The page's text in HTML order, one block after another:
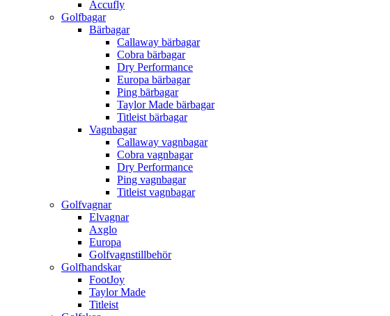
Accufly
Golfbagar
Bärbagar
Callaway bärbagar
Cobra bärbagar
Dry Performance
Europa bärbagar
Ping bärbagar
Taylor Made bärbagar
Titleist bärbagar
Vagnbagar
Callaway vagnbagar
Cobra vagnbagar
Dry Performance
Ping vagnbagar
Titleist vagnbagar
Golfvagnar
Elvagnar
Axglo
Europa
Golfvagnstillbehör
Golfhandskar
FootJoy
Taylor Made
Titleist